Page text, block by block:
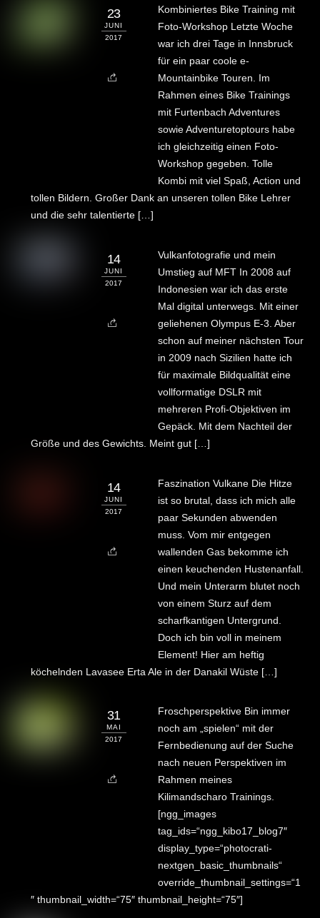
23
JUNI
2017
Kombiniertes Bike Training mit
Foto-Workshop Letzte Woche
war ich drei Tage in Innsbruck
für ein paar coole e-
Mountainbike Touren. Im
Rahmen eines Bike Trainings
mit Furtenbach Adventures
sowie Adventuretoptours habe
ich gleichzeitig einen Foto-
Workshop gegeben. Tolle
Kombi mit viel Spaß, Action und
tollen Bildern. Großer Dank an unseren tollen Bike Lehrer
und die sehr talentierte […]
14
JUNI
2017
Vulkanfotografie und mein
Umstieg auf MFT In 2008 auf
Indonesien war ich das erste
Mal digital unterwegs. Mit einer
geliehenen Olympus E-3. Aber
schon auf meiner nächsten Tour
in 2009 nach Sizilien hatte ich
für maximale Bildqualität eine
vollformatige DSLR mit
mehreren Profi-Objektiven im
Gepäck. Mit dem Nachteil der
Größe und des Gewichts. Meint gut […]
14
JUNI
2017
Faszination Vulkane Die Hitze
ist so brutal, dass ich mich alle
paar Sekunden abwenden
muss. Vom mir entgegen
wallenden Gas bekomme ich
einen keuchenden Hustenanfall.
Und mein Unterarm blutet noch
von einem Sturz auf dem
scharfkantigen Untergrund.
Doch ich bin voll in meinem
Element! Hier am heftig
köchelnden Lavasee Erta Ale in der Danakil Wüste […]
31
MAI
2017
Froschperspektive Bin immer
noch am „spielen“ mit der
Fernbedienung auf der Suche
nach neuen Perspektiven im
Rahmen meines
Kilimandscharo Trainings.
[ngg_images
tag_ids=“ngg_kibo17_blog7″
display_type=“photocrati-
nextgen_basic_thumbnails“
override_thumbnail_settings=“1
″ thumbnail_width=“75″ thumbnail_height=“75″]